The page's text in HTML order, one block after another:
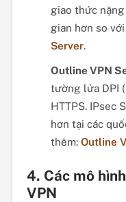
giao thức
gian hơn so
Server.
Outline VPN
tường lửa DPI
HTTPS. IPsec
hơn tại các
thêm: Outline
4. Các mô
VPN